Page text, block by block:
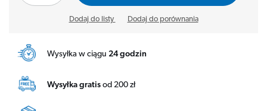
Dodaj do listy Dodaj do porównania
Wysyłka w ciągu 24 godzin
Wysyłka gratis od 200 zł